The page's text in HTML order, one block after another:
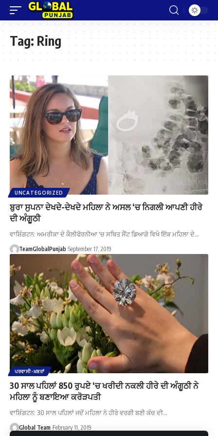
Tag: Ring
UNCATEGORIZED
ਬੁਰਾ ਸੁਪਨਾ ਦੇਖਦੇ-ਦੇਖਦੇ ਮਹਿਲਾ ਨੇ ਅਸਲ ‘ਚ ਨਿਗਲੀ ਆਪਣੀ ਹੀਰੇ
ਦੀ ਅੰਗੂਠੀ
ਵਾਸ਼ਿੰਗਟਨ: ਅਮਰੀਕਾ ਦੇ ਕੈਲੀਫੋਰਨੀਆ 'ਚ ਸਥਿਤ ਸੈਂਟ ਡਿਆਗੋ ਵਿਖੇ ਇੱਕ ਮਹਿਲਾ ਦੇ…
TeamGlobalPunjab September 17, 2019
ਪਰਵਾਸੀ-ਖ਼ਬਰਾਂ
30 ਸਾਲ ਪਹਿਲਾਂ 850 ਰੁਪਏ ‘ਚ ਖਰੀਦੀ ਨਕਲੀ ਹੀਰੇ ਦੀ ਅੰਗੂਠੀ ਨੇ
ਮਹਿਲਾ ਨੂੰ ਬਣਾਇਆ ਕਰੋੜਪਤੀ
ਵਾਸ਼ਿੰਗਟਨ: 30 ਸਾਲ ਪਹਿਲਾਂ ਜਦੋਂ ਮਹਿਲਾ ਨੇ ਹੀਰੇ ਵਰਗੀ ਬਣੀ ਕੰਚ ਦੀ…
Global Team February 11, 2019